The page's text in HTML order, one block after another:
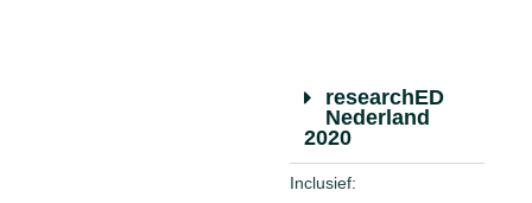
researchED
Nederland
2020
Inclusief: